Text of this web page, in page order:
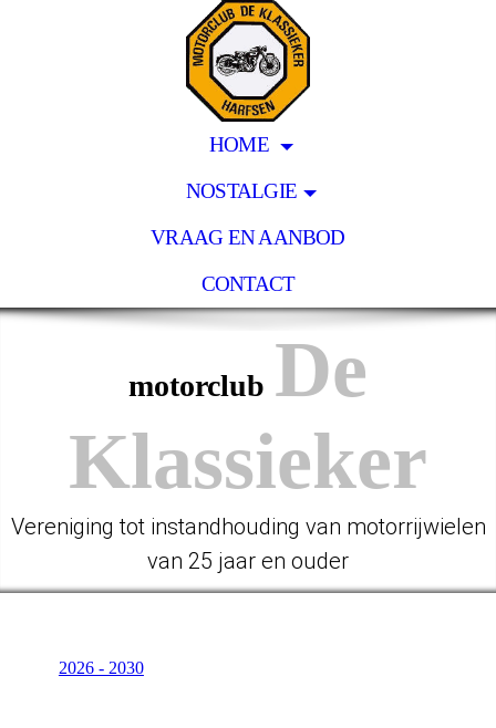
HOME
NOSTALGIE
VRAAG EN AANBOD
CONTACT
motorclub De
Klassieker
Vereniging tot instandhouding van motorrijwielen
van 25 jaar en ouder
2026 - 2030